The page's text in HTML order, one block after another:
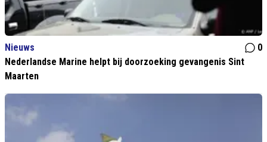
Nieuws
0
Nederlandse Marine helpt bij doorzoeking gevangenis Sint
Maarten